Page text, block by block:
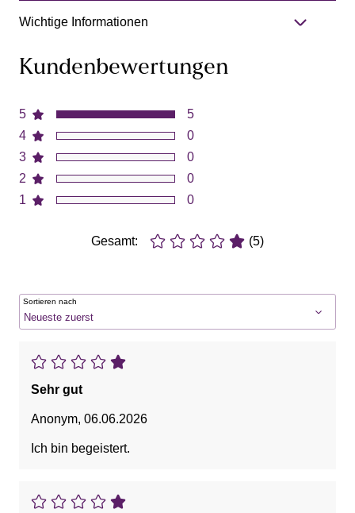
Wichtige Informationen
Kundenbewertungen
5
4
3
2
1
5
0
0
0
0
Gesamt: (5)
Sortieren nach
Sehr gut
Anonym, 06.06.2026
Ich bin begeistert.